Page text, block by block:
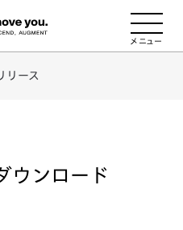
リース
ウンロード